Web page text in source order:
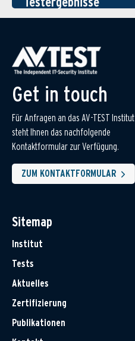
Get in touch
Für Anfragen an das AV-TEST Institut
steht Ihnen das nachfolgende
Kontaktformular zur Verfügung.
ZUM KONTAKTFORMULAR
Sitemap
Institut
Tests
Aktuelles
Zertifizierung
Publikationen